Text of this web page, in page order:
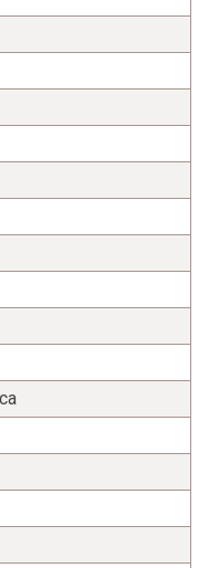
данных и